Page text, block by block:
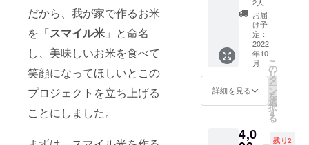
だから、我が家で作るお米
を「スマイル米 」と命名
し、美味しいお米を食べて
笑顔になってほしいとこの
プロジェクトを立ち上げる
ことにしました。
だ応援
したい
人向け
のリ
ターン
です。
発起人
福田幸
恵から
熱いお
メッ
お届
け予
定：
2022
年10
月
詳細を見る
こ
の
リ
タ
ー
ン
を
選
択
す
る
4,0 残り2